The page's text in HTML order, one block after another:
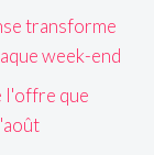
transforme
week-end
l'offre que